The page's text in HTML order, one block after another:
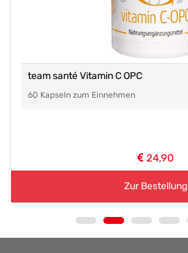
team santé Vitamin C OPC
60 Kapseln zum Einnehmen
24,90
Zur Bestellung